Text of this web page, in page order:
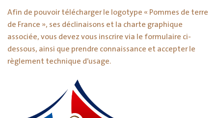
Afin de pouvoir télécharger le logotype « Pommes de terre
de France », ses déclinaisons et la charte graphique
associée, vous devez vous inscrire via le formulaire ci-
dessous, ainsi que prendre connaissance et accepter le
règlement technique d’usage.